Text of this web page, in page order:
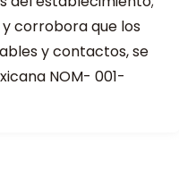
corrobora que los
y contactos, se
NOM- 001-